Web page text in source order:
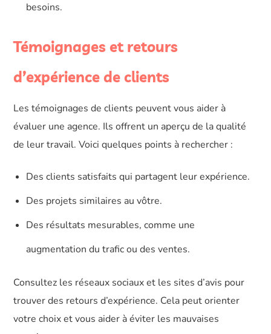
besoins.
Témoignages et retours
d’expérience de clients
Les témoignages de clients peuvent vous aider à
évaluer une agence. Ils offrent un aperçu de la qualité
de leur travail. Voici quelques points à rechercher :
Des clients satisfaits qui partagent leur expérience.
Des projets similaires au vôtre.
Des résultats mesurables, comme une
augmentation du trafic ou des ventes.
Consultez les réseaux sociaux et les sites d’avis pour
trouver des retours d’expérience. Cela peut orienter
votre choix et vous aider à éviter les mauvaises